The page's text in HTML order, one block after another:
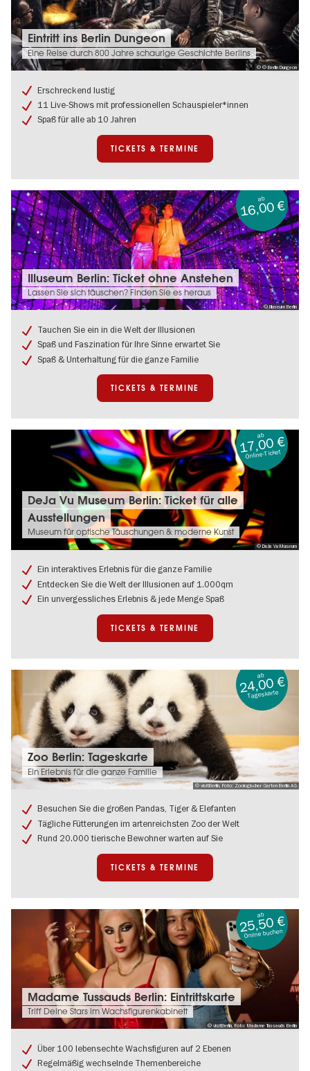
© © Berlin Dungeon
Tickets
&
Termine:
Eintritt
Berlin
Dungeon
Eintritt ins Berlin Dungeon
Eine Reise durch 800 Jahre schaurige Geschichte Berlins
Erschreckend lustig
11 Live-Shows mit professionellen Schauspieler*innen
Spaß für alle ab 10 Jahren
TICKETS & TERMINE
© Illuseum Berlin
Tickets
&
Termine:
Illuseum
Ticket
ohne
Anstehen
Illuseum Berlin: Ticket ohne Anstehen
Lassen Sie sich täuschen? Finden Sie es heraus
ab
16,00 €
Tauchen Sie ein in die Welt der Illusionen
Spaß und Faszination für Ihre Sinne erwartet Sie
Spaß & Unterhaltung für die ganze Familie
TICKETS & TERMINE
© DeJa Vu Museum
Tickets
&
Termine:
DeJa
Berlin:
Ticket
für
alle
DeJa Vu Museum Berlin: Ticket für alle
Ausstellungen
Museum für optische Täuschungen & moderne Kunst
ab
17,00 €
Online-Ticket
Ein interaktives Erlebnis für die ganze Familie
Entdecken Sie die Welt der Illusionen auf 1.000qm
Ein unvergessliches Erlebnis & jede Menge Spaß
TICKETS & TERMINE
© visitBerlin, Foto: Zoologischer Garten Berlin AG
Tickets
&
Termine:
Tageskarte
Zoo Berlin: Tageskarte
Ein Erlebnis für die ganze Familie
ab
24,00 €
Tageskarte
Besuchen Sie die großen Pandas, Tiger & Elefanten
Tägliche Fütterungen im artenreichsten Zoo der Welt
Rund 20.000 tierische Bewohner warten auf Sie
TICKETS & TERMINE
© visitBerlin, Foto: Madame Tussauds Berlin
Tickets
&
Termine:
Madame
Berlin:
Eintrittskarte
Madame Tussauds Berlin: Eintrittskarte
Triff Deine Stars im Wachsfigurenkabinett
ab
25,50 €
Online buchen
Über 100 lebensechte Wachsfiguren auf 2 Ebenen
Regelmäßig wechselnde Themenbereiche